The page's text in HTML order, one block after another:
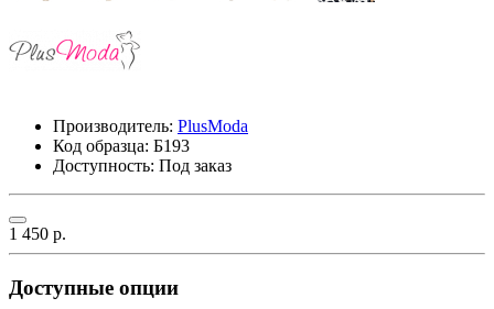
Производитель: PlusModa
Код образца: Б193
Доступность: Под заказ
1 450 р.
Доступные опции